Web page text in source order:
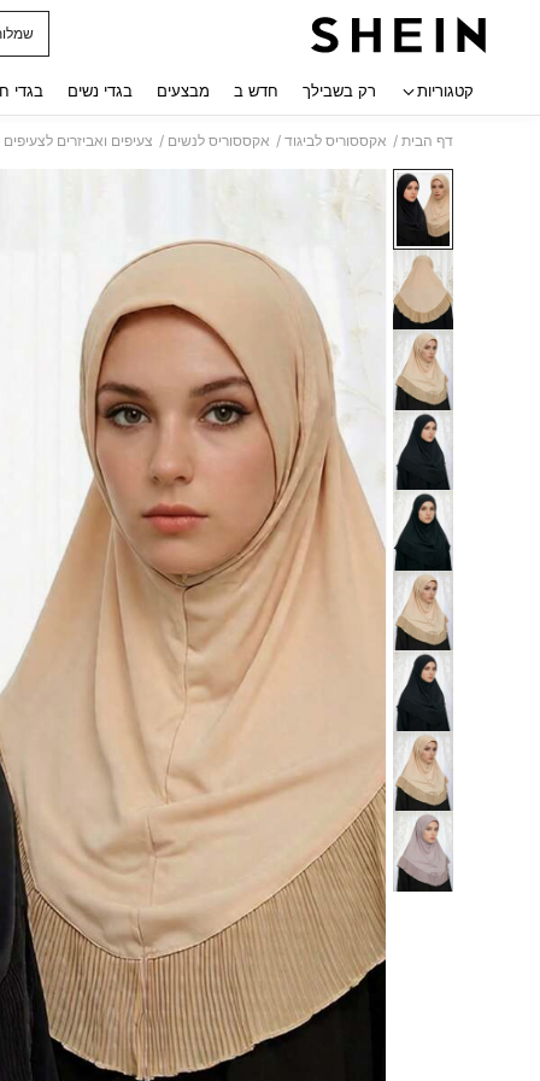
קטגוריות רק בשבילך חדש ב מבצעים בגדי נשים בגדי
דף הבית / אקססוריס לביגוד / אקססוריס לנשים / צעיפים ואביזרים